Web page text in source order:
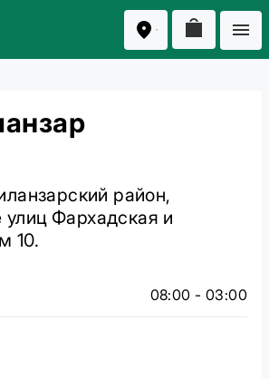
район,
Фархадская и
10.
08:00 - 03:00